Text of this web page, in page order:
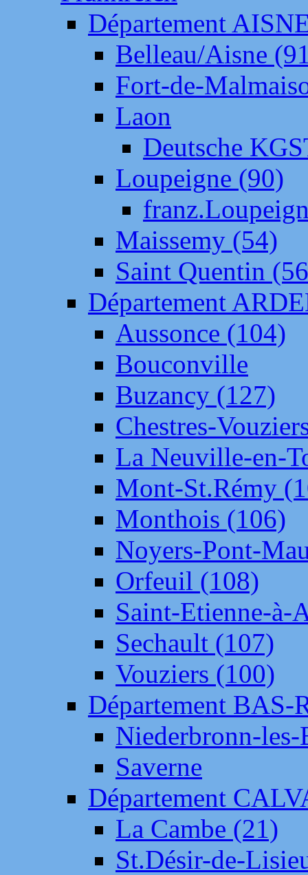
Département
Belleau/Aisne
Fort-de-
Laon
Deutsche
Loupeigne (90)
Maissemy (54)
Saint Quentin
Département
Aussonce (104)
Bouconville
Buzancy (127)
Chestres-
La Neuville-en-
Mont-St.Rémy
Monthois (106)
Noyers-Pont-
Orfeuil (108)
Saint-Etienne-à-
Sechault (107)
Vouziers (100)
Département BAS-
Niederbronn-
Saverne
Département
La Cambe (21)
St.Désir-de-